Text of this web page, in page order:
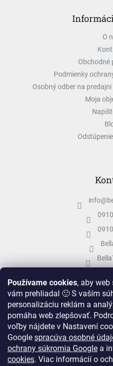
Používame cookies, aby
vám prehliadal 🙂 S vaším
personalizáciu reklám a
pomáha web zlepšovať.
voľby nájdete v Nastavení
Google spracúva osobné
ochrany súkromia Google a
cookies. Viac informácií o
O
Obchodné
Podmienky
Osobný odber na
Moja
info@